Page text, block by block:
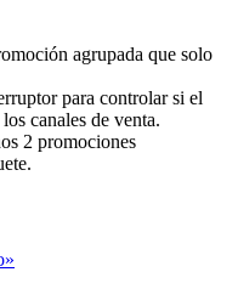
agrupada que solo
para controlar si el
canales de venta.
2 promociones